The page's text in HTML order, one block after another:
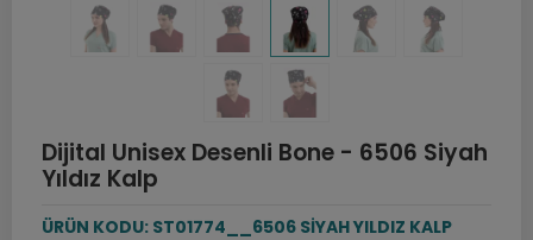
Dijital Unisex Desenli Bone - 6506 Siyah
Yıldız Kalp
ÜRÜN KODU: ST01774__6506 SİYAH YILDIZ KALP